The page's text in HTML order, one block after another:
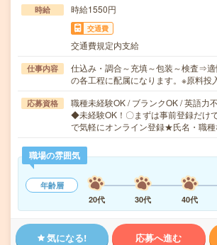
時給 時給1550円
交通費
交通費規定内支給
仕事内容
仕込み・調合～充填～包装～検査⇒
の各工程に配属になります。※原料
応募資格
職種未経験OK / ブランクOK / 英語力
◆未経験OK！〇まずは事前登録だけ
で気軽にオンライン登録★氏名・職
職場の雰囲気
年齢層
20代
30代 40代
気になる! 応募へ進む